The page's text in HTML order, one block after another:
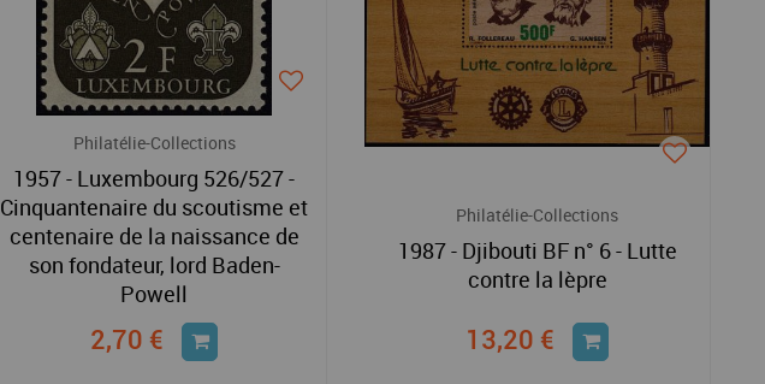
Philatélie-Collections
1957 - Luxembourg 526/527 -
Cinquantenaire du scoutisme et
centenaire de la naissance de
son fondateur, lord Baden-
Powell
2,70 €
Philatélie-Collections
1987 - Djibouti BF n° 6 - Lutte
contre la lèpre
13,20 €